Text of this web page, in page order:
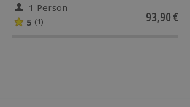
1 Person
5 (1) 93,90 €